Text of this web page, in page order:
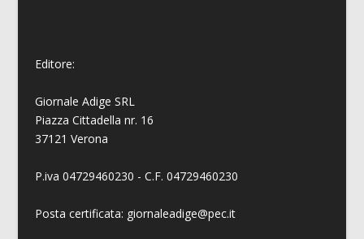
Editore:
Giornale Adige SRL
Piazza Cittadella nr. 16
37121 Verona
P.iva 04729460230 - C.F. 04729460230
Posta certificata: giornaleadige@pec.it